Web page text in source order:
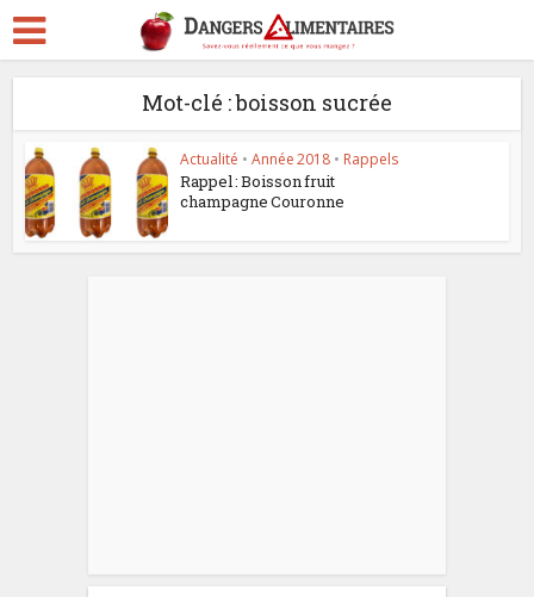
Mot-clé : boisson sucrée
Actualité • Année 2018 • Rappels
Rappel : Boisson fruit
champagne Couronne